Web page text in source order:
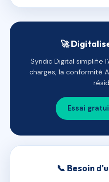
🚀
Syndic Digital simplifie
charges, la conformité
Essai
📞 Besoin